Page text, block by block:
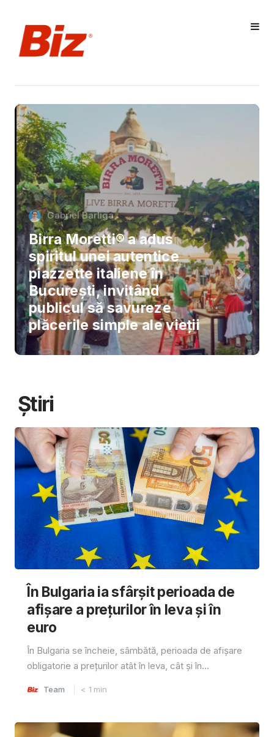
Gabriel Barliga
Birra Moretti® a adus
spiritul unei autentice
piazzette italiene în
București, invitând
publicul să savureze
plăcerile simple ale vieții
Știri
În Bulgaria ia sfârşit perioada de
afișare a prețurilor în ​​leva și în
euro
În Bulgaria se încheie, sâmbătă, perioada de afișare
obligatorie a prețurilor atât în ​​leva, cât și în...
Team < 1 min